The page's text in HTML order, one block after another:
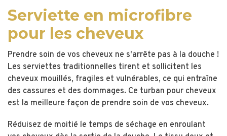
Serviette en microfibre
pour les cheveux
Prendre soin de vos cheveux ne s'arrête pas à la douche !
Les serviettes traditionnelles tirent et sollicitent les
cheveux mouillés, fragiles et vulnérables, ce qui entraîne
des cassures et des dommages. Ce turban pour cheveux
est la meilleure façon de prendre soin de vos cheveux.
Réduisez de moitié le temps de séchage en enroulant